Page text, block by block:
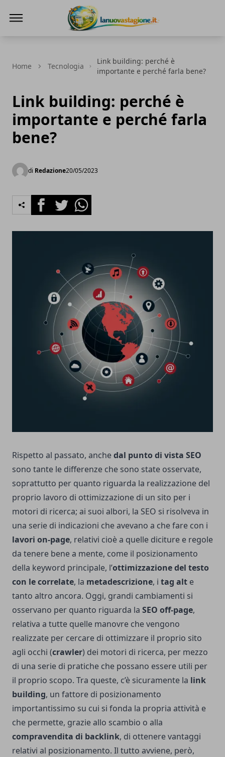
Home Tecnologia
Link building: perché è
importante e perché farla bene?
Link building: perché è
importante e perché farla
bene?
di Redazione20/05/2023
FacebookTwitterWhatsapp
Rispetto al passato, anchedal punto di vista SEO
sono tante le differenze che sono state osservate,
soprattutto per quanto riguarda la realizzazione del
proprio lavoro di ottimizzazione di un sito per i
motori di ricerca; ai suoi albori, la SEO si risolveva in
una serie di indicazioni che avevano a che fare con i
lavori on-page, relativi cioè a quelle diciture e regole
da tenere bene a mente, come il posizionamento
della keyword principale, l’ottimizzazione del testo
con le correlate, la metadescrizione, i tag alt e
tanto altro ancora. Oggi, grandi cambiamenti si
osservano per quanto riguarda la SEO off-page,
relativa a tutte quelle manovre che vengono
realizzate per cercare di ottimizzare il proprio sito
agli occhi (crawler) dei motori di ricerca, per mezzo
di una serie di pratiche che possano essere utili per
il proprio scopo. Tra queste, c’è sicuramente la link
building, un fattore di posizionamento
importantissimo su cui si fonda la propria attività e
che permette, grazie allo scambio o alla
compravendita di backlink, di ottenere vantaggi
relativi al posizionamento. Il tutto avviene, però,